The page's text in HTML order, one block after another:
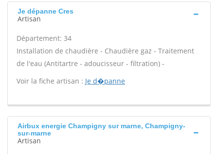
Je dépanne Cres
Artisan
Département: 34
Installation de chaudière - Chaudière gaz - Traitement
de l'eau (Antitartre - adoucisseur - filtration) -
Voir la fiche artisan : Je d�panne
Airbux energie Champigny sur marne, Champigny-
sur-marne
Artisan